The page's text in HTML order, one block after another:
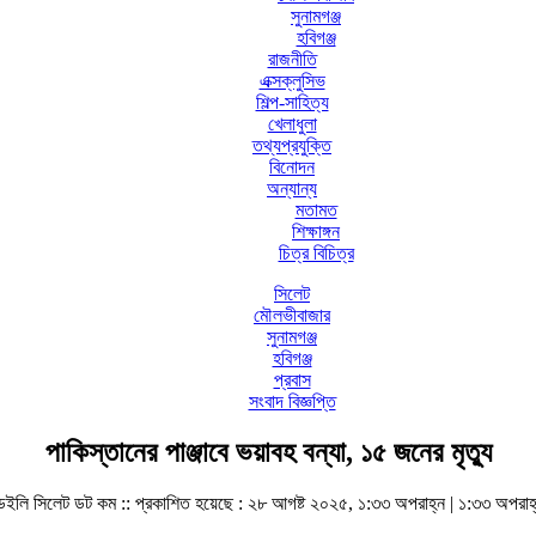
সুনামগঞ্জ
হবিগঞ্জ
রাজনীতি
এক্সক্লুসিভ
শিল্প-সাহিত্য
খেলাধুলা
তথ্যপ্রযুক্তি
বিনোদন
অন্যান্য
মতামত
শিক্ষাঙ্গন
চিত্র বিচিত্র
সিলেট
মৌলভীবাজার
সুনামগঞ্জ
হবিগঞ্জ
প্রবাস
সংবাদ বিজ্ঞপ্তি
পাকিস্তানের পাঞ্জাবে ভয়াবহ বন্যা, ১৫ জনের মৃত্যু
সিলেট ডট কম ::প্রকাশিত হয়েছে : ২৮ আগষ্ট ২০২৫, ১:৩৩ অপরাহ্ন | ১:৩৩